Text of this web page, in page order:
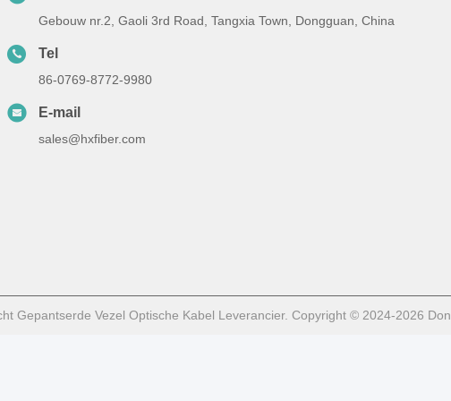
Gebouw nr.2, Gaoli 3rd Road, Tangxia Town, Dongguan, China
Tel
86-0769-8772-9980
E-mail
sales@hxfiber.com
Gepantserde Vezel Optische Kabel Leverancier. Copyright © 2024-2026